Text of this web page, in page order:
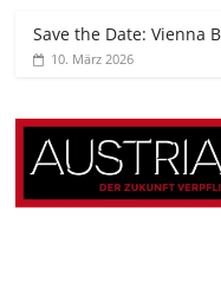
Save the Date: Vienna
10. März 2026